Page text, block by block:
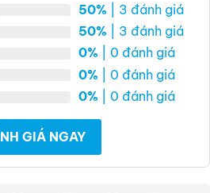
50% | 3 đánh giá
50% | 3 đánh giá
0% | 0 đánh giá
0% | 0 đánh giá
0% | 0 đánh giá
GIÁ NGAY